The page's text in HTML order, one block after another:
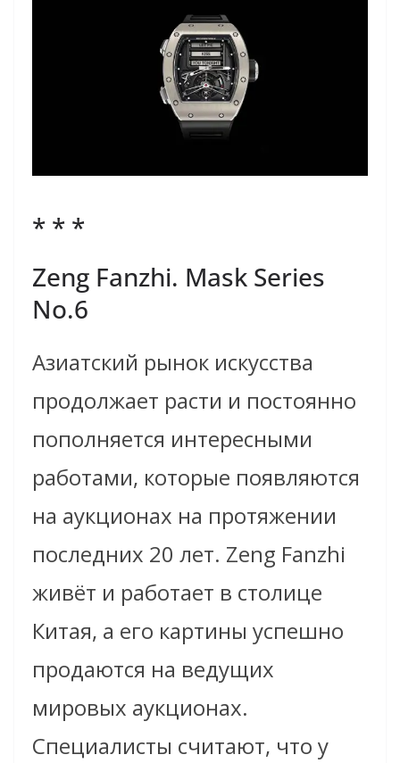
* * *
Zeng Fanzhi. Mask Series
No.6
Азиатский рынок искусства
продолжает расти и постоянно
пополняется интересными
работами, которые появляются
на аукционах на протяжении
последних 20 лет. Zeng Fanzhi
живёт и работает в столице
Китая, а его картины успешно
продаются на ведущих
мировых аукционах.
Специалисты считают, что у